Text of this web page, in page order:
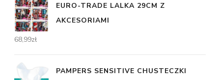
EURO-TRADE LALKA 29CM Z
AKCESORIAMI
68,99zł
PAMPERS SENSITIVE CHUSTECZKI